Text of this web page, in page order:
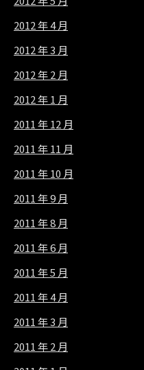
2012 年 4 月
2012 年 3 月
2012 年 2 月
2012 年 1 月
2011 年 12 月
2011 年 11 月
2011 年 10 月
2011 年 9 月
2011 年 8 月
2011 年 6 月
2011 年 5 月
2011 年 4 月
2011 年 3 月
2011 年 2 月